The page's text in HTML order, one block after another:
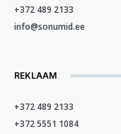
+372 489 2133
info@sonumid.ee
REKLAAM
+372 489 2133
+372 5551 1084